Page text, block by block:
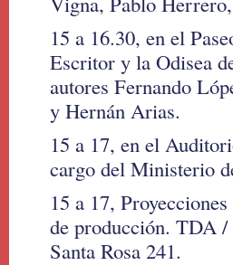
15 a 16.30, en el
Escritor y la Odisea
autores Fernando
y Hernán Arias.
15 a 17, en el
cargo del Ministerio
15 a 17,
de producción. TDA
Santa Rosa 241.